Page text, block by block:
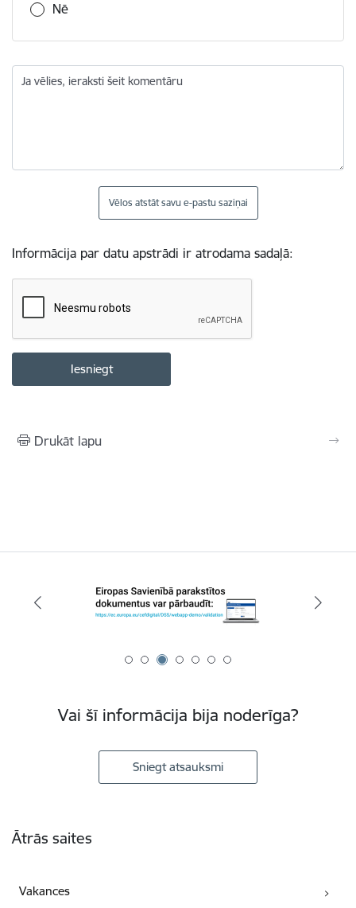
Nē
Ja vēlies, ieraksti šeit komentāru
Vēlos atstāt savu e-pastu saziņai
Informācija par datu apstrādi ir atrodama sadaļā:
Drukāt lapu
Vai šī informācija bija noderīga?
Sniegt atsauksmi
Ātrās saites
Vakances